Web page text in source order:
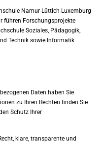
Namur-Lüttich-Luxemburg
führen Forschungsprojekte
Soziales, Pädagogik,
Technik sowie Informatik
Daten haben Sie
zu Ihren Rechten finden Sie
Schutz Ihrer
klare, transparente und